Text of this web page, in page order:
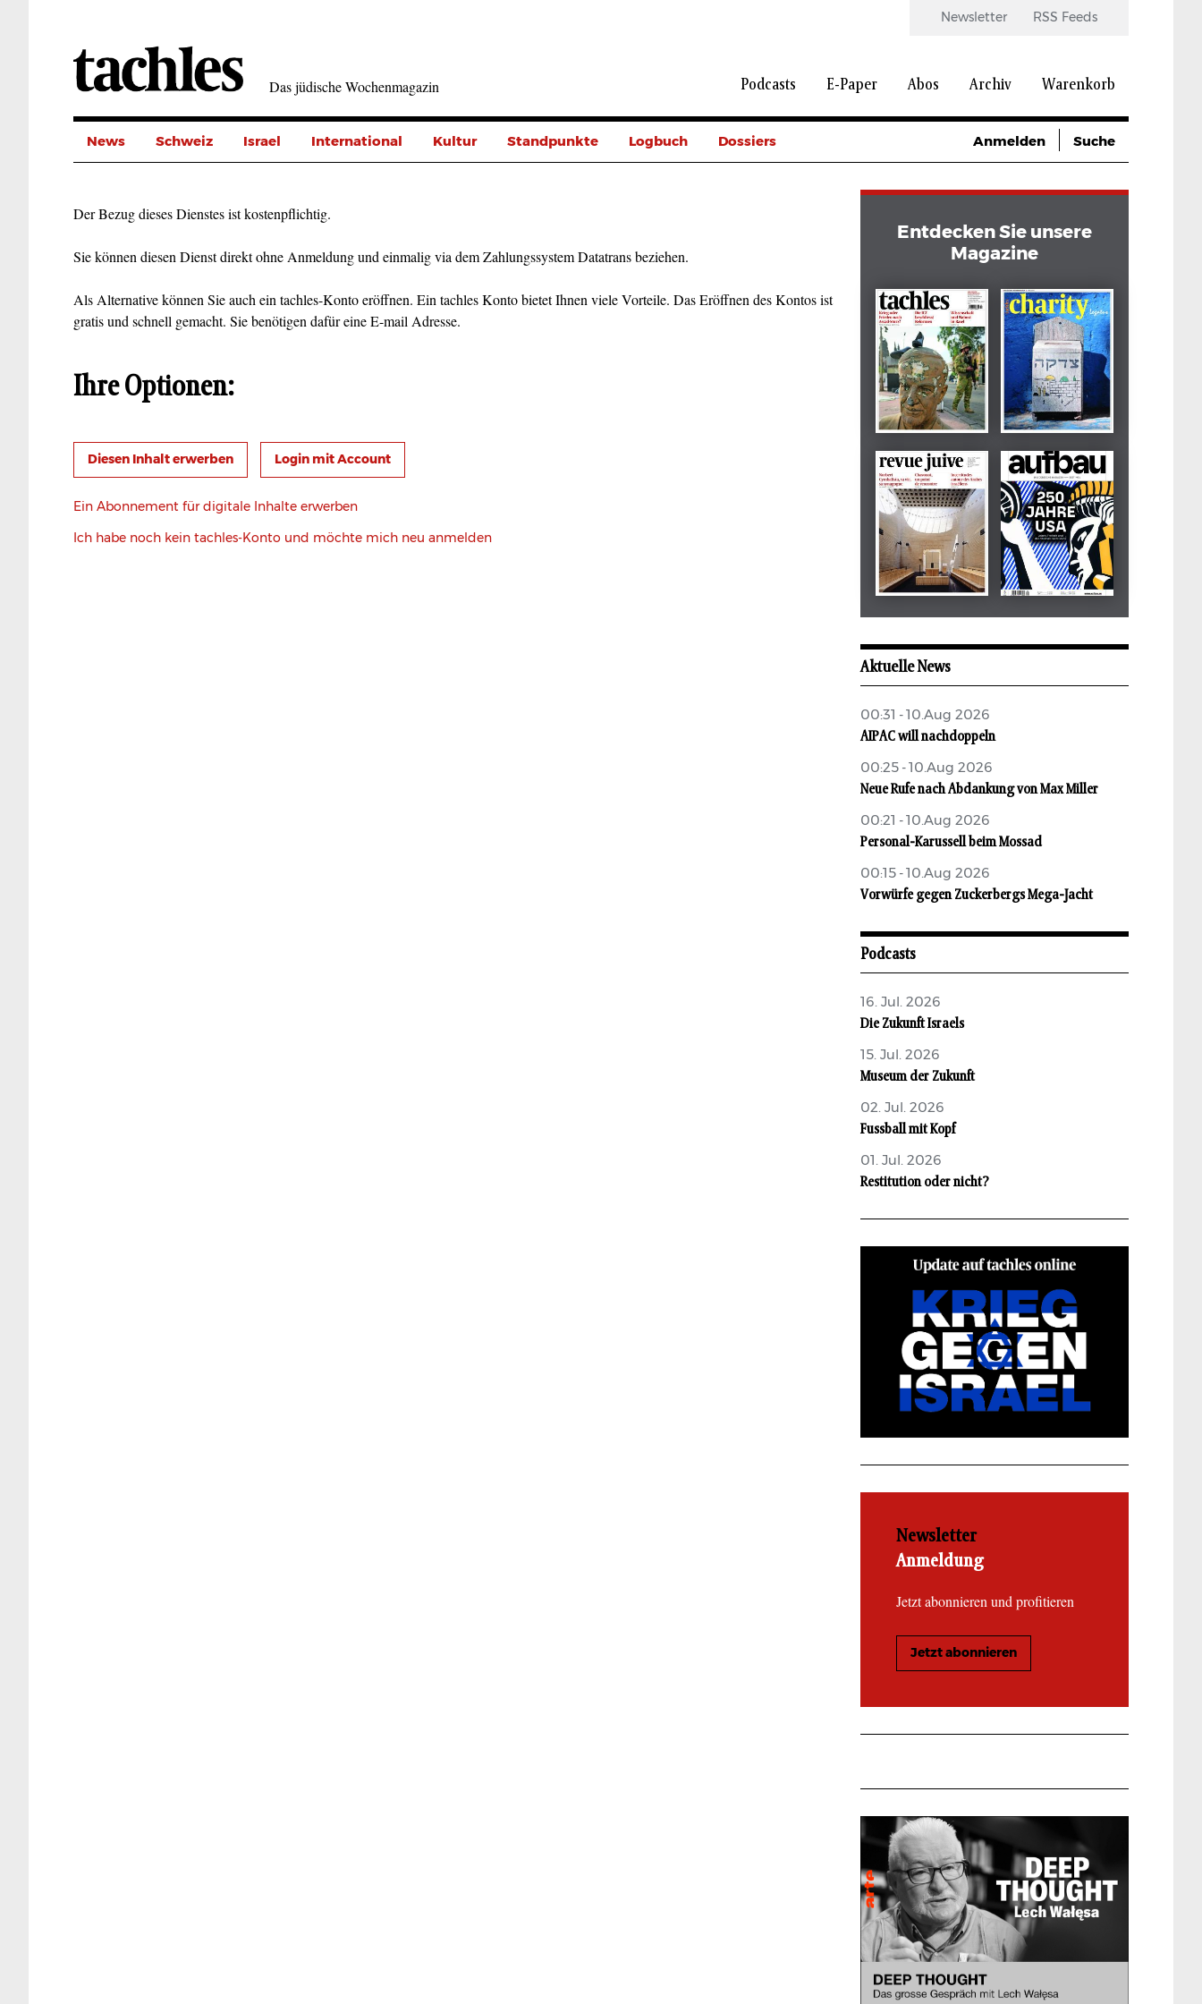
Das jüdische Wochenmagazin
Newsletter RSS Feeds
Podcasts E-Paper Abos Archiv Warenkorb
News Schweiz Israel International Kultur Standpunkte Logbuch Dossiers Anmelden Suche
Der Bezug dieses Dienstes ist kostenpflichtig.
Sie können diesen Dienst direkt ohne Anmeldung und einmalig via dem Zahlungssystem Datatrans beziehen.
Als Alternative können Sie auch ein tachles-Konto eröffnen. Ein tachles Konto bietet Ihnen viele Vorteile. Das Eröffnen des Kontos ist
gratis und schnell gemacht. Sie benötigen dafür eine E-mail Adresse.
Ihre Optionen:
Login mit Account
Ein Abonnement für digitale Inhalte erwerben
Ich habe noch kein tachles-Konto und möchte mich neu anmelden
Entdecken Sie unsere
Magazine
Dezember 2024
tachles
März 2026
Beilage
Mai 2026 Mai 2026
Aktuelle News
00:31 - 10.Aug 2026
AIPAC will nachdoppeln
00:25 - 10.Aug 2026
Neue Rufe nach Abdankung von Max Miller
00:21 - 10.Aug 2026
Personal-Karussell beim Mossad
00:15 - 10.Aug 2026
Vorwürfe gegen Zuckerbergs Mega-Jacht
Podcasts
16. Jul. 2026
Die Zukunft Israels
15. Jul. 2026
Museum der Zukunft
02. Jul. 2026
Fussball mit Kopf
01. Jul. 2026
Restitution oder nicht?
Newsletter
Anmeldung
Jetzt abonnieren und profitieren
Jetzt abonnieren